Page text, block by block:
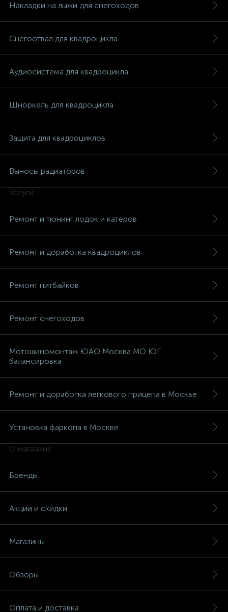
Накладки на лыжи для снегоходов
Снегоотвал для квадроцикла
Аудиосистема для квадроцикла
Шноркель для квадроцикла
Защита для квадроциклов
Выносы радиаторов
Услуги
Ремонт и тюнинг лодок и катеров
Ремонт и доработка квадроциклов
Ремонт питбайков
Ремонт снегоходов
Мотошиномонтаж ЮАО Москва МО ЮГ
балансировка
Ремонт и доработка легкового прицепа в Москве
Установка фаркопа в Москве
О магазине
Бренды
Акции и скидки
Магазины
Обзоры
Оплата и доставка